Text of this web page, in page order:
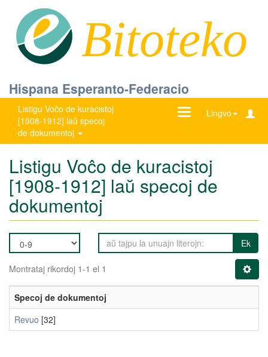
Bitoteko
Hispana Esperanto-Federacio
Listigu Voĉo de kuracistoj
[1908-1912] laŭ specoj
de dokumentoj
Lingvo
Ŝanĝu
Listigu Voĉo de kuracistoj
[1908-1912] laŭ specoj de
dokumentoj
Ek
Montrataj rikordoj 1-1 el 1
Specoj de dokumentoj
Revuo [32]